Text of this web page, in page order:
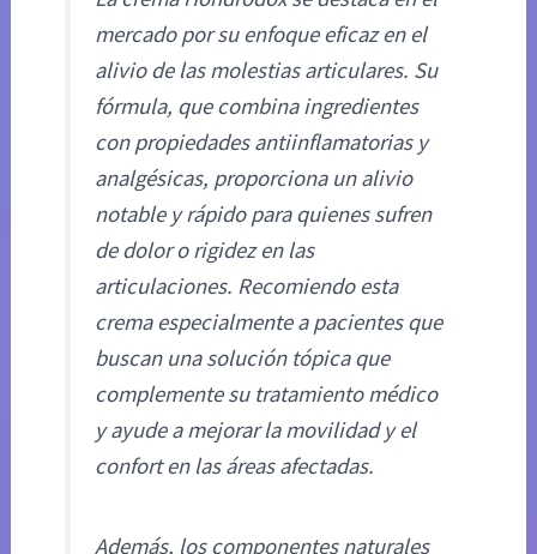
mercado por su enfoque eficaz en el
alivio de las molestias articulares. Su
fórmula, que combina ingredientes
con propiedades antiinflamatorias y
analgésicas, proporciona un alivio
notable y rápido para quienes sufren
de dolor o rigidez en las
articulaciones. Recomiendo esta
crema especialmente a pacientes que
buscan una solución tópica que
complemente su tratamiento médico
y ayude a mejorar la movilidad y el
confort en las áreas afectadas.
Además, los componentes naturales